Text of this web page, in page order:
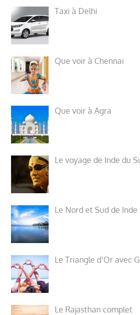
Taxi à Delhi
Que voir à Chennai
Que voir à Agra
Le voyage de Inde du
Le Nord et Sud de Inde
Le Triangle d’Or avec
Le Rajasthan complet